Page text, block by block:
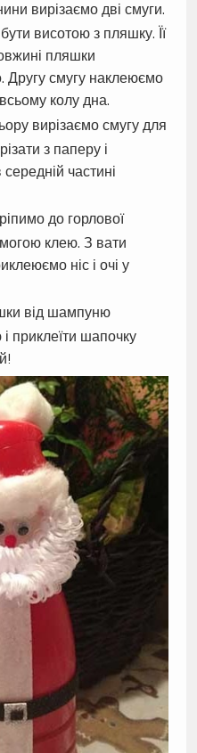
вирізаємо дві смуги.
висотою з пляшку. Її
пляшки
Другу смугу наклеюємо
колу дна.
вирізаємо смугу для
з паперу і
частині
до горлової
клею. З вати
ніс і очі у
від шампуню
приклеїти шапочку